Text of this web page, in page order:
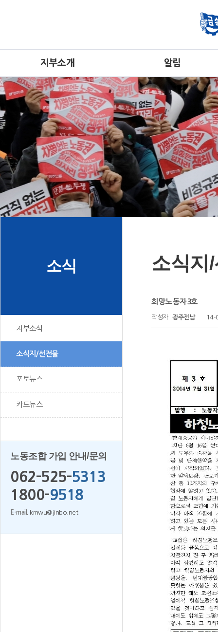
지부소개 알림
소식
지부소식
소식지/선전물
포토뉴스
카드뉴스
노동조합 가입 안내/문의
062-525-5313
1800-9518
E-mail. kmwu@jinbo.net
소식지
희망노동자3호
작성자 광주전남 14-